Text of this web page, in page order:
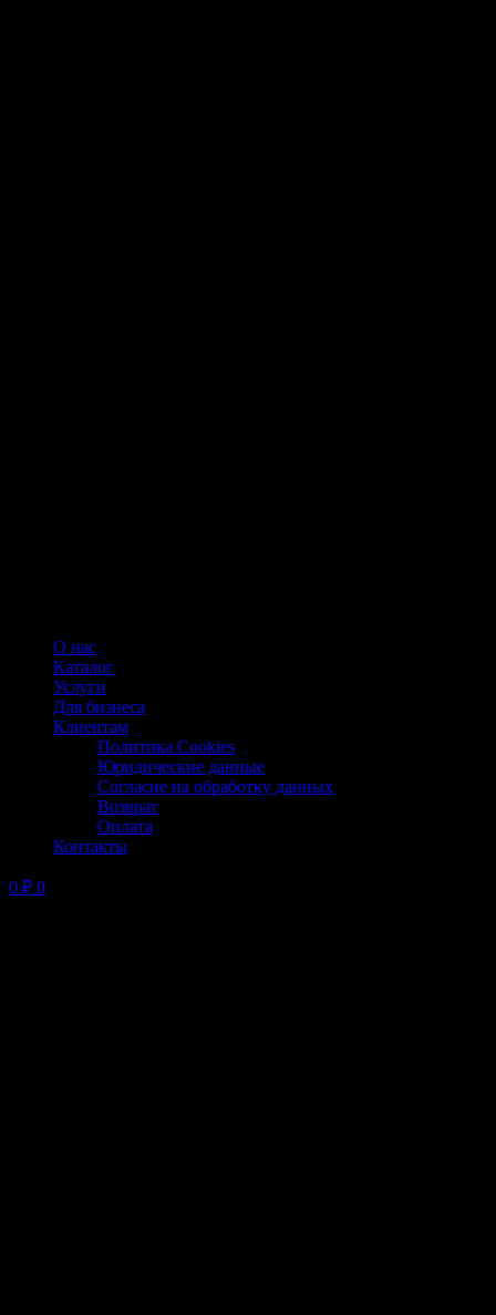
О нас
Каталог
Услуги
Для бизнеса
Клиентам
Политика Cookies
Юридические данные
Согласие на обработку данных
Возврат
Оплата
Контакты
0 ₽ 0